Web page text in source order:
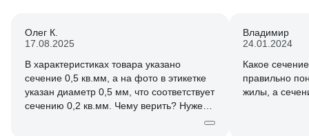
Олег К.
17.08.2025
В характеристиках товара указано
сечение 0,5 кв.мм, а на фото в этикетке
указан диаметр 0,5 мм, что соответствует
сечению 0,2 кв.мм. Чему верить? Нужен
Владимир
24.01.2024
Какое
правильно